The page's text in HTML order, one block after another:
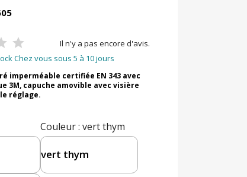
Il n'y a pas encore d'avis.
Chez vous sous 5 à 10 jours
imperméable certifiée EN 343 avec
3M, capuche amovible avec visière
réglage.
Couleur: vert thym